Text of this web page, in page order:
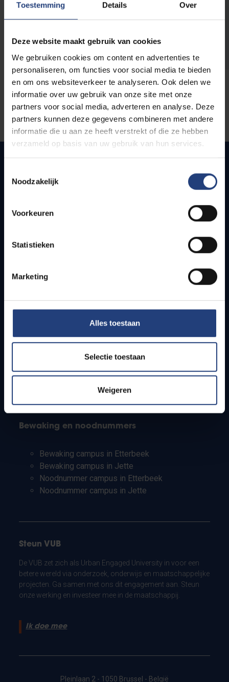
Toestemming Details Over
Deze website maakt gebruik van cookies
We gebruiken cookies om content en advertenties te
personaliseren, om functies voor social media te bieden
en om ons websiteverkeer te analyseren. Ook delen we
informatie over uw gebruik van onze site met onze
partners voor social media, adverteren en analyse. Deze
partners kunnen deze gegevens combineren met andere
informatie die u aan ze heeft verstrekt of die ze hebben
verzameld op basis van uw gebruik van hun services.
Noodzakelijk
Voorkeuren
Statistieken
Marketing
Alles toestaan
Selectie toestaan
Weigeren
Snel naar
Bereikbaarheid
Studenten
PhD-studenten
Leerkrachten en secundaire scholen
Bewaking en noodnummers
Bewaking campus in Etterbeek
Bewaking campus in Jette
Noodnummer campus in Etterbeek
Noodnummer campus in Jette
Steun VUB
De VUB zet zich als Urban Engaged University in voor een
betere wereld via onderzoek, onderwijs en maatschappelijke
projecten. Ga samen met ons dit engagement aan. Steun
onze werking en investeer mee in de maatschappij.
Ik doe mee
Pleinlaan 2 - 1050 Brussel - België